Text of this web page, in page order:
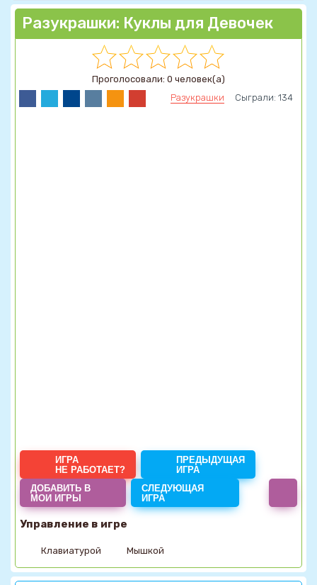
Разукрашки: Куклы для Девочек
Проголосовали: 0 человек(а)
Разукрашки
Сыграли: 134
ИГРА
НЕ РАБОТАЕТ?
ПРЕДЫДУЩАЯ
ИГРА
ДОБАВИТЬ В
МОИ ИГРЫ
СЛЕДУЮЩАЯ
ИГРА
Управление в игре
Клавиатурой Мышкой